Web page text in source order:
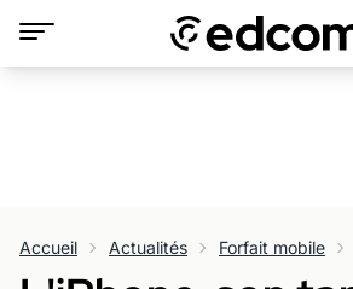
Accueil Actualités Forfait mobile